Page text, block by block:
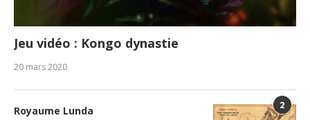
Jeu vidéo : Kongo dynastie
20 mars 2020
2
Royaume Lunda